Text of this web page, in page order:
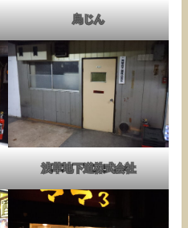
鳥じん
浅草地下道株式会社